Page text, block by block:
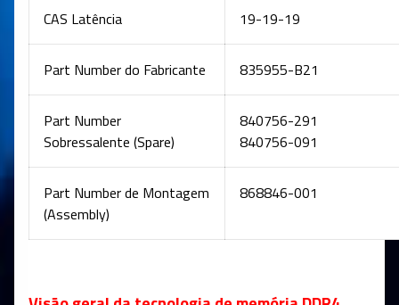
CAS Latência 19-19-19
Part Number do Fabricante 835955-B21
Part Number
Sobressalente (Spare)
840756-291
840756-091
Part Number de Montagem
(Assembly)
868846-001